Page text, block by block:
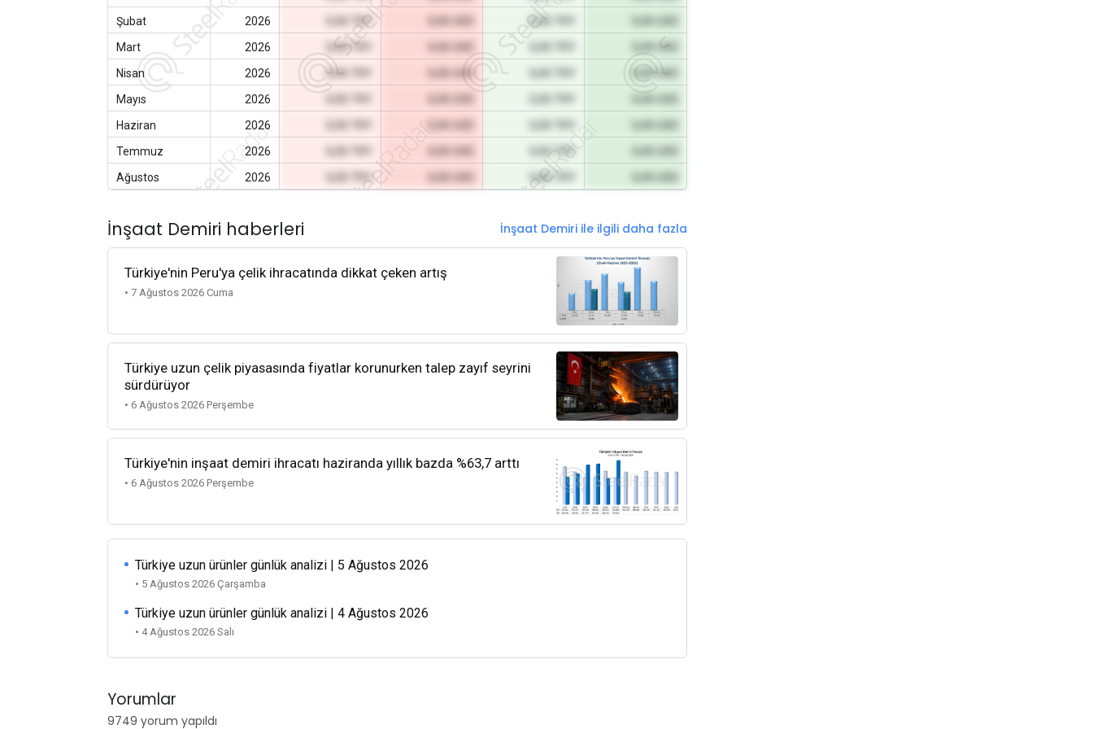
Şubat
2026 0,00 TRY 0,00 TRY
Mart
2026 0,00 TRY
0,00 USD
Nisan
2026 0,00 TRY
0,00 USD
Mayıs
2026
Haziran
2026
Temmuz
2026 0,00 TRY
Ağustos
2026 0,00 TRY 0,00 TRY
İnşaat Demiri haberleri İnşaat Demiri ile ilgili daha fazla
Türkiye'nin Peru'ya çelik ihracatında dikkat çeken artış
• 7 Ağustos 2026 Cuma
Türkiye uzun çelik piyasasında fiyatlar korunurken talep zayıf seyrini
sürdürüyor
• 6 Ağustos 2026 Perşembe
Türkiye'nin inşaat demiri ihracatı haziranda yıllık bazda %63,7 arttı
• 6 Ağustos 2026 Perşembe
Türkiye uzun ürünler günlük analizi | 5 Ağustos 2026
• 5 Ağustos 2026 Çarşamba
Türkiye uzun ürünler günlük analizi | 4 Ağustos 2026
• 4 Ağustos 2026 Salı
Yorumlar
9749 yorum yapıldı